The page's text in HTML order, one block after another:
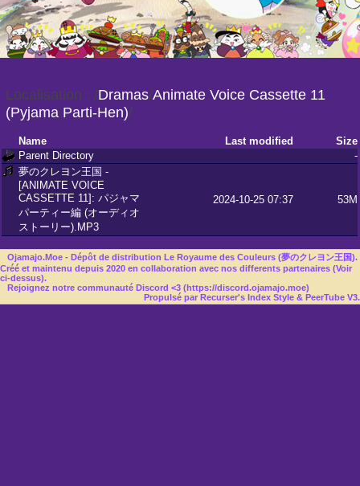
Localisation :/Dramas/Animate Voice Cassette 11
(Pyjama Parti-Hen)/
Name Last modified
Size
Parent Directory
-
夢のクレヨン王国 -
[ANIMATE VOICE
CASSETTE 11]: パジャマ
パーティー編 (オーディオ
ストーリー).MP3
2024-10-25 07:37 53M
Ojamajo.Moe - Dépôt de distribution Le Royaume des Couleurs (夢のクレヨン王国).
Créé et maintenu depuis 2020 en collaboration avec nos differents partenaires (Voir
ci-dessus).
Rejoignez notre communauté Discord <3 (https://discord.ojamajo.moe)
Propulsé par Recurser's Index Style & PeerTube V3.